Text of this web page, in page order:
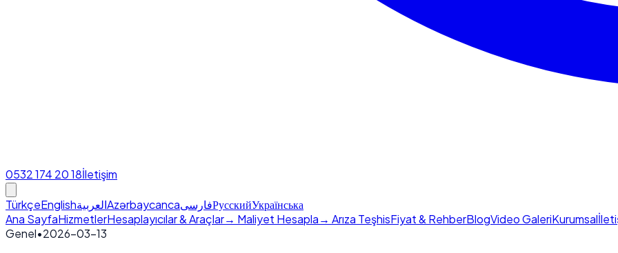
0532 174 20 18İletişim
TürkçeEnglishالعربيةAzərbaycancaفارسیРусскийУкраїнська
Ana SayfaHizmetlerHesaplayıcılar & Araçlar→ Maliyet Hesapla→ Arıza TeşhisFiyat & RehberBlogVideo GaleriKurumsal
Genel•2026-03-13